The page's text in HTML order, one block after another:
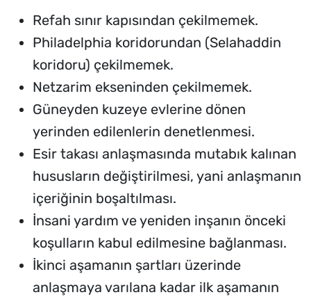
Refah sınır kapısından çekilmemek.
Philadelphia koridorundan (Selahaddin
koridoru) çekilmemek.
Netzarim ekseninden çekilmemek.
Güneyden kuzeye evlerine dönen
yerinden edilenlerin denetlenmesi.
Esir takası anlaşmasında mutabık kalınan
hususların değiştirilmesi, yani anlaşmanın
içeriğinin boşaltılması.
İnsani yardım ve yeniden inşanın önceki
koşulların kabul edilmesine bağlanması.
İkinci aşamanın şartları üzerinde
anlaşmaya varılana kadar ilk aşamanın